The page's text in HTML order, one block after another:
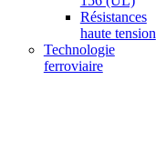
Résistances
haute tension
Technologie
ferroviaire